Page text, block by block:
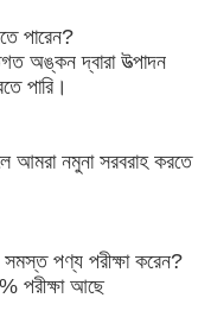
পারেন?
অঙ্কন দ্বারা উত্পাদন
পারি।
আমরা নমুনা সরবরাহ করতে
পণ্য পরীক্ষা করেন?
পরীক্ষা আছে